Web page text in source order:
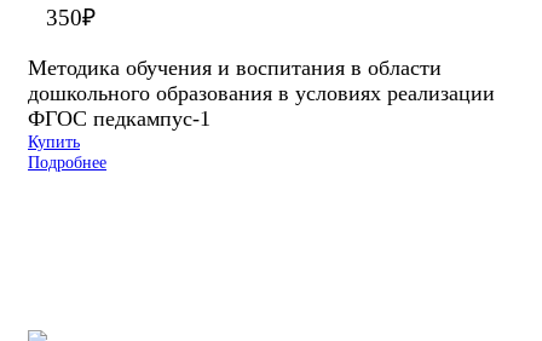
350₽
Методика обучения и воспитания в области
дошкольного образования в условиях реализации
ФГОС педкампус-1
Купить
Подробнее